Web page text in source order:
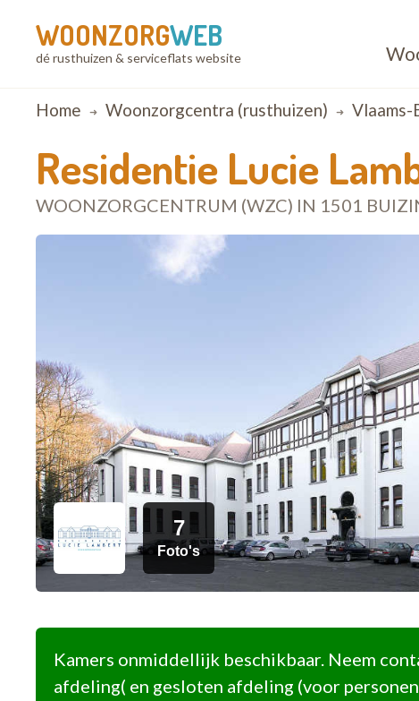
WOONZORGWEB
dé rusthuizen & serviceflats website
Breadcrumb
Home Woonzorgcentra (rusthuizen) Vlaams-
Residentie Lucie
WOONZORGCENTRUM (WZC) IN 1501
7
Foto's
Kamers onmiddellijk beschikbaar. Neem
afdeling( en gesloten afdeling (voor